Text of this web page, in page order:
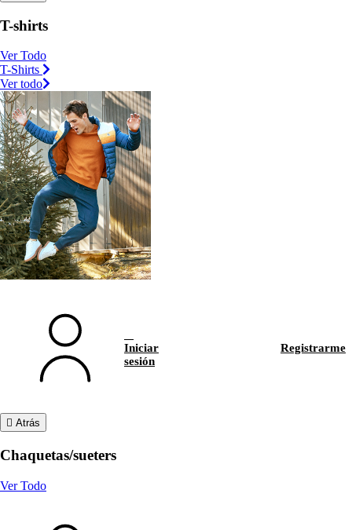
T-shirts
Ver Todo
T-Shirts
Ver todo
Iniciar
sesión
Registrarme
Atrás
Chaquetas/sueters
Ver Todo